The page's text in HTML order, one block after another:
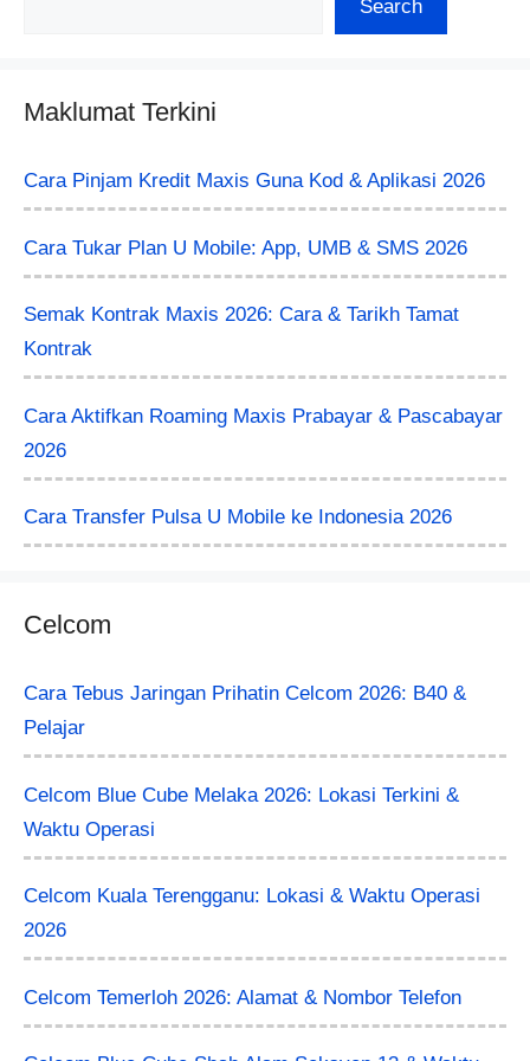
Search
Maklumat Terkini
Cara Pinjam Kredit Maxis Guna Kod & Aplikasi 2026
Cara Tukar Plan U Mobile: App, UMB & SMS 2026
Semak Kontrak Maxis 2026: Cara & Tarikh Tamat
Kontrak
Cara Aktifkan Roaming Maxis Prabayar & Pascabayar
2026
Cara Transfer Pulsa U Mobile ke Indonesia 2026
Celcom
Cara Tebus Jaringan Prihatin Celcom 2026: B40 &
Pelajar
Celcom Blue Cube Melaka 2026: Lokasi Terkini &
Waktu Operasi
Celcom Kuala Terengganu: Lokasi & Waktu Operasi
2026
Celcom Temerloh 2026: Alamat & Nombor Telefon